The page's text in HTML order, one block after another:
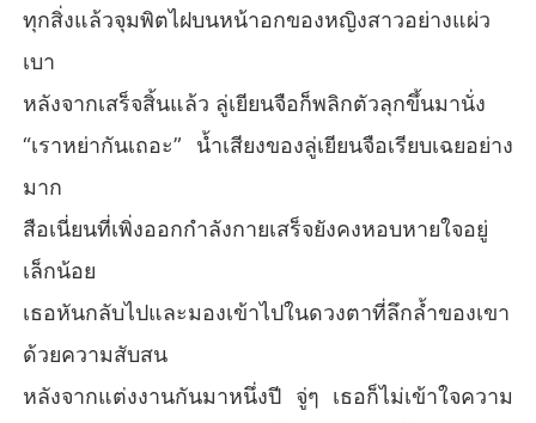
ทุกสิ่งแล้วจุมพิตไฝบนหน้าอกของหญิงสาวอย่างแผ่ว
เบา
หลังจากเสร็จสิ้นแล้ว ลู่เยียนจือก็พลิกตัวลุกขึ้นมานั่ง
“เราหย่ากันเถอะ” น้ำเสียงของลู่เยียนจือเรียบเฉยอย่าง
มาก
สือเนี่ยนที่เพิ่งออกกำลังกายเสร็จยังคงหอบหายใจอยู่
เล็กน้อย
เธอหันกลับไปและมองเข้าไปในดวงตาที่ลึกล้ำของเขา
ด้วยความสับสน
หลังจากแต่งงานกันมาหนึ่งปี จู่ๆ เธอก็ไม่เข้าใจความ